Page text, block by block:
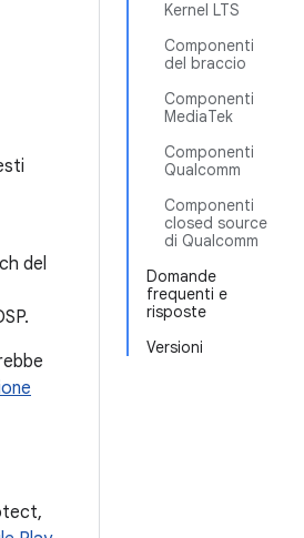
Kernel LTS
Componenti
del braccio
Componenti
MediaTek
Componenti
Qualcomm
Componenti
closed source
di Qualcomm
Domande
frequenti e
risposte
Versioni
del